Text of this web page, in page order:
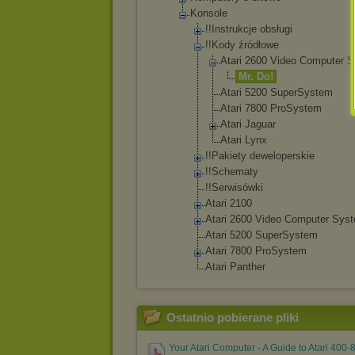
Konsole
!!Instrukcje obsługi
!!Kody źródłowe
Atari 2600 Video Computer
Mr. Do!
Atari 5200 SuperSystem
Atari 7800 ProSystem
Atari Jaguar
Atari Lynx
!!Pakiety deweloperskie
!!Schematy
!!Serwisówki
Atari 2100
Atari 2600 Video Computer
Atari 5200 SuperSystem
Atari 7800 ProSystem
Atari Panther
Ostatnio pobierane pliki
Your Atari Computer - A Guide to Atari 400-